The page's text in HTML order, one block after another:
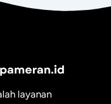
layanan